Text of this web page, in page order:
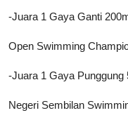
-Juara 1 Gaya Ganti
Open Swimming
-Juara 1 Gaya Punggung
Negeri Sembilan